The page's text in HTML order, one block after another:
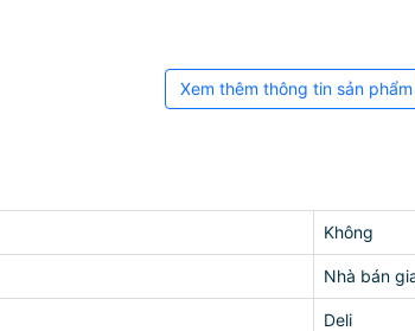
Xem thêm thông tin sản phẩm
Không
Nhà bán
Deli